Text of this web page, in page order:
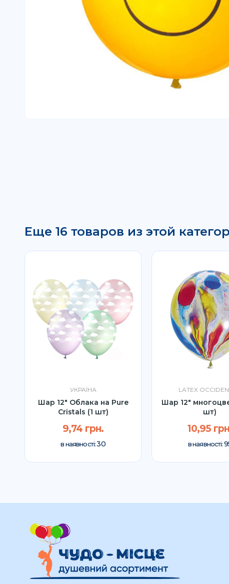
Еще 16 товаров из этой
УКРАЇНА
Шар 12" Облака на Pure
Cristals (1 шт)
9,74 грн.
в наявності:30
LATEX
Шар 12"
шт)
10,95
в наявності: